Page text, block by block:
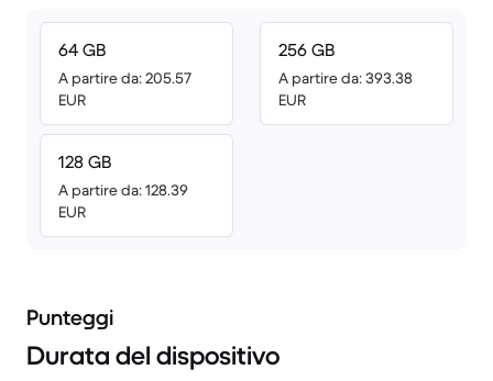
64 GB
A partire da: 205.57
EUR
128 GB
A partire da: 128.39
EUR
256 GB
A partire da: 393.38
EUR
Punteggi
Durata del dispositivo